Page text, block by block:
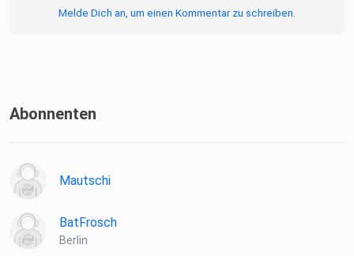
Melde Dich an, um einen Kommentar zu schreiben.
Abonnenten
Mautschi
BatFrosch
Berlin